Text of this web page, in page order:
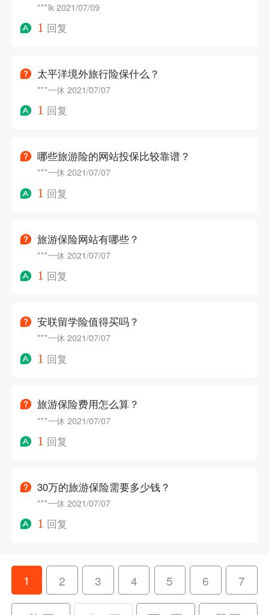
***lk 2021/07/09
1 回复
太平洋境外旅行险保什么？
***一休 2021/07/07
1 回复
哪些旅游险的网站投保比较靠谱？
***一休 2021/07/07
1 回复
旅游保险网站有哪些？
***一休 2021/07/07
1 回复
安联留学险值得买吗？
***一休 2021/07/07
1 回复
旅游保险费用怎么算？
***一休 2021/07/07
1 回复
30万的旅游保险需要多少钱？
***一休 2021/07/07
1 回复
1 2 3 4 5 6 7